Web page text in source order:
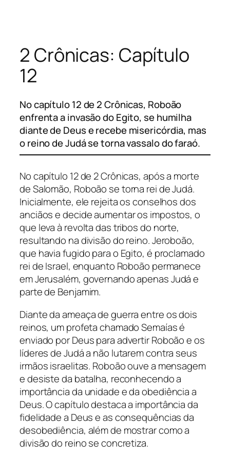
conteúdo
2 Crônicas: Capítulo
12
No capítulo 12 de 2 Crônicas, Roboão
enfrenta a invasão do Egito, se humilha
diante de Deus e recebe misericórdia, mas
o reino de Judá se torna vassalo do faraó.
No capítulo 12 de 2 Crônicas, após a morte
de Salomão, Roboão se torna rei de Judá.
Inicialmente, ele rejeita os conselhos dos
anciãos e decide aumentar os impostos, o
que leva à revolta das tribos do norte,
resultando na divisão do reino. Jeroboão,
que havia fugido para o Egito, é proclamado
rei de Israel, enquanto Roboão permanece
em Jerusalém, governando apenas Judá e
parte de Benjamim.
Diante da ameaça de guerra entre os dois
reinos, um profeta chamado Semaías é
enviado por Deus para advertir Roboão e os
líderes de Judá a não lutarem contra seus
irmãos israelitas. Roboão ouve a mensagem
e desiste da batalha, reconhecendo a
importância da unidade e da obediência a
Deus. O capítulo destaca a importância da
fidelidade a Deus e as consequências da
desobediência, além de mostrar como a
divisão do reino se concretiza.